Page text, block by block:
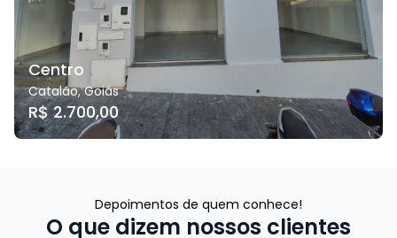
Centro
Catalão,Goiás
R$ 2.700,00
Depoimentos de quem conhece!
O que dizem nossos clientes